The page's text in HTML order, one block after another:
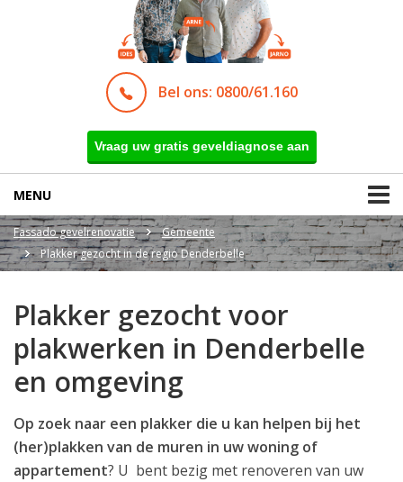
Bel ons: 0800/61.160
Vraag uw gratis geveldiagnose aan
MENU
Fassado gevelrenovatie
Gemeente
Plakker gezocht in de regio Denderbelle
Plakker gezocht voor
plakwerken in Denderbelle
en omgeving
Op zoek naar een plakker die u kan helpen bij het
(her)plakken van de muren in uw woning of
appartement? U bent bezig met renoveren van uw